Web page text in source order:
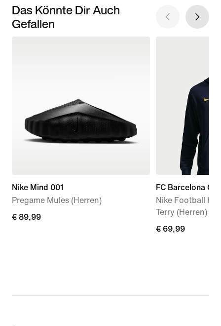
Das Könnte Dir Auch
Gefallen
Nike Mind 001
Pregame Mules (Herren)
€ 89,99
€ 89,99
FC Barcelona
Nike Football
Terry (Herren)
€ 69,99
€ 69,99